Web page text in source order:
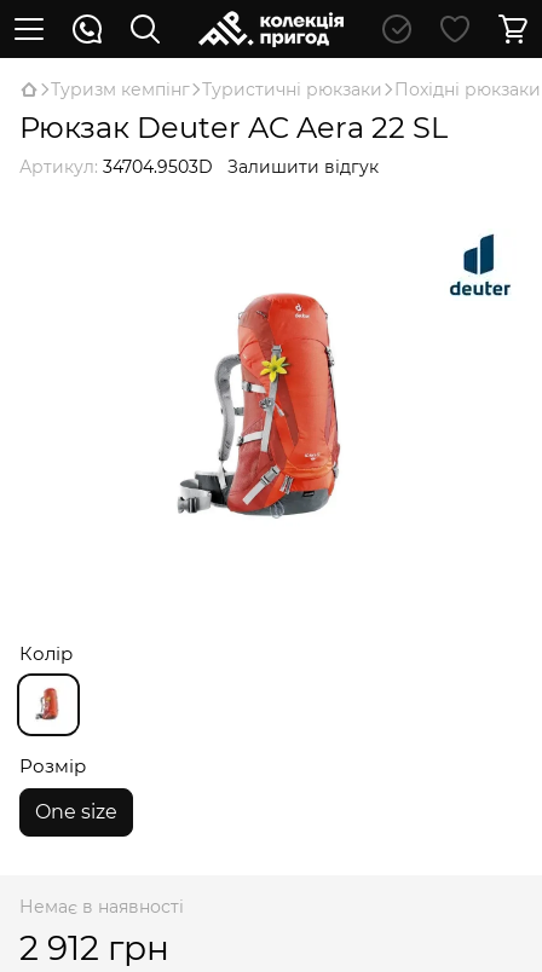
Туризм кемпінг Туристичні рюкзаки Похідні рюкзаки
Рюкзак Deuter AC Aera 22 SL
Артикул: 34704.9503D Залишити відгук
Колір
Розмір
One size
Немає в наявності
2 912 грн